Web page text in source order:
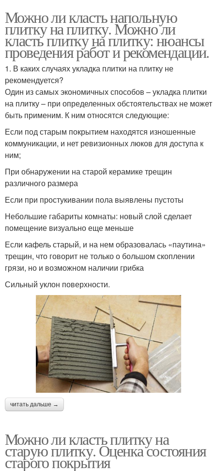
Можно ли класть напольную
плитку на плитку. Можно ли
класть плитку на плитку: нюансы
проведения работ и рекомендации.
1. В каких случаях укладка плитки на плитку не
рекомендуется?
Один из самых экономичных способов – укладка плитки
на плитку – при определенных обстоятельствах не может
быть применим. К ним относятся следующие:
Если под старым покрытием находятся изношенные
коммуникации, и нет ревизионных люков для доступа к
ним;
При обнаружении на старой керамике трещин
различного размера
Если при простукивании пола выявлены пустоты
Небольшие габариты комнаты: новый слой сделает
помещение визуально еще меньше
Если кафель старый, и на нем образовалась «паутина»
трещин, что говорит не только о большом скоплении
грязи, но и возможном наличии грибка
Сильный уклон поверхности.
читать дальше →
Можно ли класть плитку на
старую плитку. Оценка состояния
старого покрытия